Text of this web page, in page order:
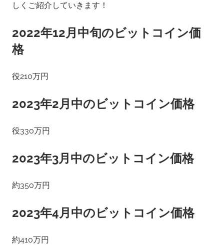
しくご紹介していきます！
2022年12月中旬のビットコイン価
格
役210万円
2023年2月中のビットコイン価格
役330万円
2023年3月中のビットコイン価格
約350万円
2023年4月中のビットコイン価格
約410万円